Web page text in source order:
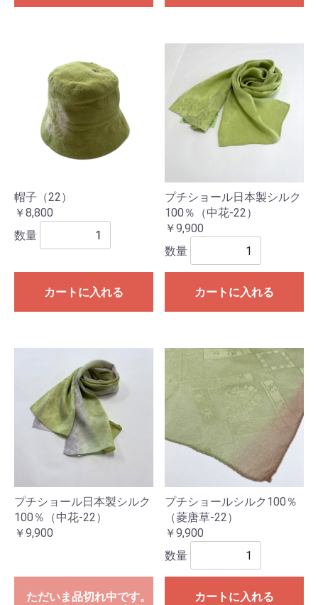
帽子（22）
￥8,800
数量
カートに入れる
プチショール日本製シルク
100％（中花-22）
￥9,900
数量
カートに入れる
プチショール日本製シルク
100％（中花-22）
￥9,900
ただいま品切れ中です。
プチショールシルク100％
（菱唐草-22）
￥9,900
数量
カートに入れる